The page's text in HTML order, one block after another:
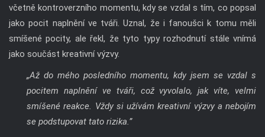
včetně kontroverzního momentu, kdy se vzdal s tím, co popsal
jako pocit naplnění ve tváři. Uznal, že i fanoušci k tomu měli
smíšené pocity, ale řekl, že tyto typy rozhodnutí stále vnímá
jako součást kreativní výzvy.
„Až do mého posledního momentu, kdy jsem se vzdal s
pocitem naplnění ve tváři, což vyvolalo, jak víte, velmi
smíšené reakce. Vždy si užívám kreativní výzvy a nebojím
se podstupovat tato rizika.”